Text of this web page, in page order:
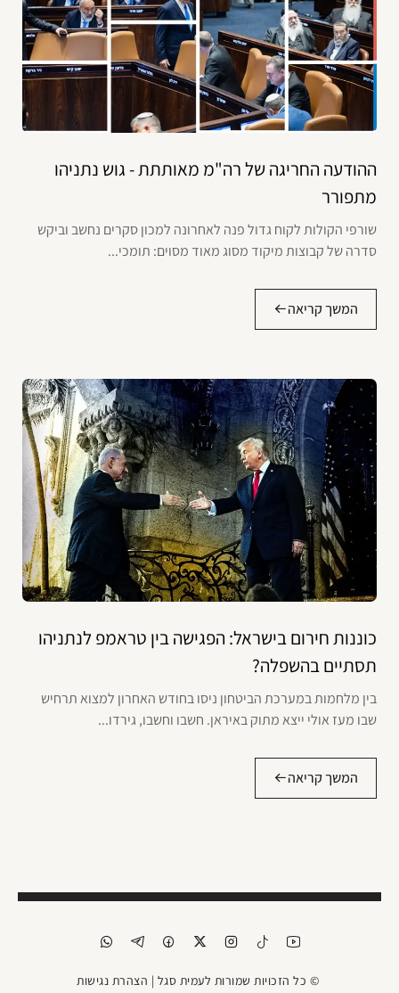
ההודעה החריגה של רה"מ מאותתת - גוש נתניהו
מתפורר
שורפי הקולות לקוח גדול פנה לאחרונה למכון סקרים נחשב וביקש
סדרה של קבוצות מיקוד מסוג מאוד מסוים: תומכי...
המשך קריאה
כוננות חירום בישראל: הפגישה בין טראמפ לנתניהו
תסתיים בהשפלה?
בין מלחמות במערכת הביטחון ניסו בחודש האחרון למצוא תרחיש
שבו מעז אולי ייצא מתוק באיראן. חשבו וחשבו, גירדו...
המשך קריאה
© כל הזכויות שמורות לעמית סגל | הצהרת נגישות